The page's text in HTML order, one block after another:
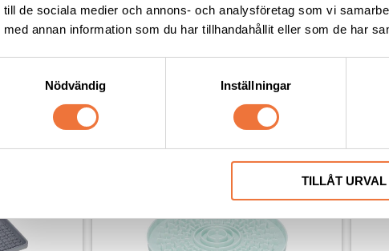
till de sociala medier och annons- och analysföretag som vi
med annan information som du har tillhandahållit eller som de har
Nödvändig Inställningar
TILLÅT URVAL
Mest populära inom